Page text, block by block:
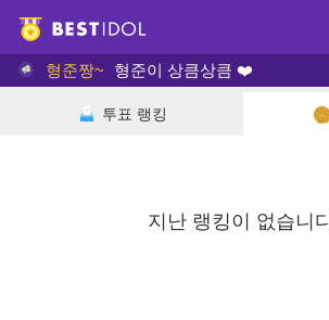
형준짱~ 형준이 상큼상큼 ❤️
투표 랭킹
지난 랭킹이 없습니